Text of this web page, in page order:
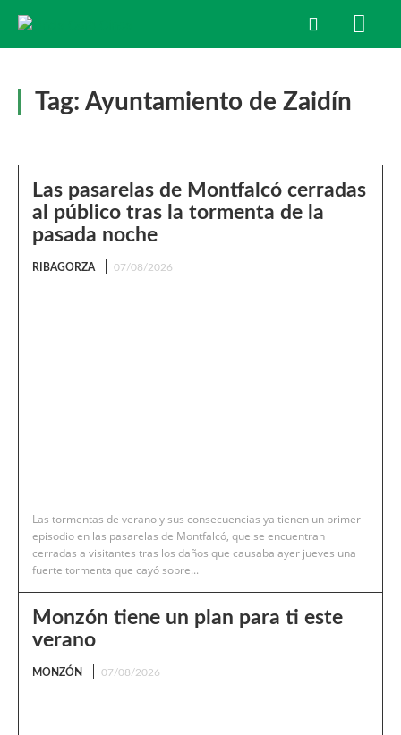
Tag: Ayuntamiento de Zaidín
Las pasarelas de Montfalcó cerradas
al público tras la tormenta de la
pasada noche
RIBAGORZA 07/08/2026
Las tormentas de verano y sus consecuencias ya tienen un primer
episodio en las pasarelas de Montfalcó, que se encuentran
cerradas a visitantes tras los daños que causaba ayer jueves una
fuerte tormenta que cayó sobre...
Monzón tiene un plan para ti este
verano
MONZÓN 07/08/2026